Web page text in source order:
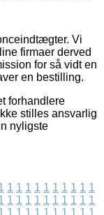
Vi
firmaer derved
for så vidt en
en bestilling.
forhandlere
stilles ansvarlig
nyligste
1 1 1 1 1 1 1 1 1 1
1 1 1 1 1 1 1 1 1 1
1 1 1 1 1 1 1 1 1 1